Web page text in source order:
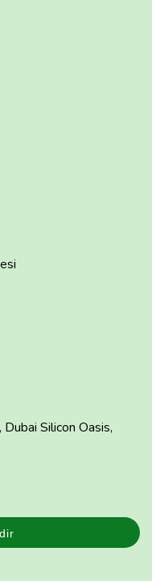
Silicon Oasis,